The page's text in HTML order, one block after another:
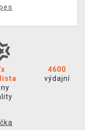
4600
výdajní